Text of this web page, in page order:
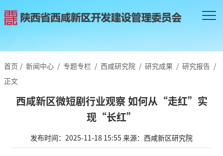
首页 / 新闻中心 / 专题专栏 / 西咸研究院 / 研究成果 / 研究报告 /
正文
西咸新区微短剧行业观察 如何从“走红”实
现“长红”
发布时间：2025-11-18 15:55 来源：西咸新区研究院